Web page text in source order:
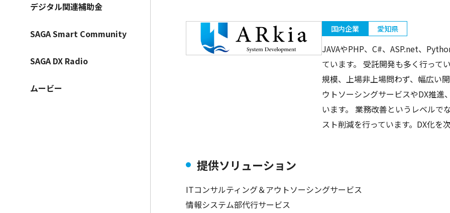
デジタル関連補助金
SAGA Smart Community
SAGA DX Radio
ムービー
国内企業 愛知県
JAVAやPHP、C#、ASP.net、
ています。 受託開発も多く行って
規模、上場非上場問わず、幅広い
ウトソーシングサービスやDX推進
います。 業務改善というレベルで
スト削減を行っています。DX化を
提供ソリューション
ITコンサルティング＆アウトソーシングサービス
情報システム部代行サービス